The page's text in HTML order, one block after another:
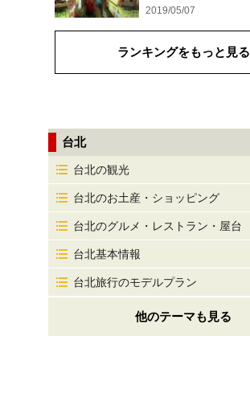
2019/05/07
ランキングをもっと見る
台北
台北の観光
台北のお土産・ショッピング
台北のグルメ・レストラン・屋台
台北基本情報
台北旅行のモデルプラン
他のテーマも見る